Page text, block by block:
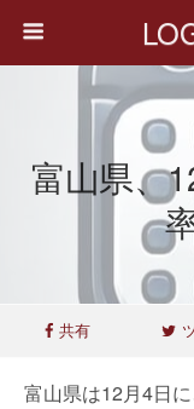
富山県、
共有
富山県は12月4日